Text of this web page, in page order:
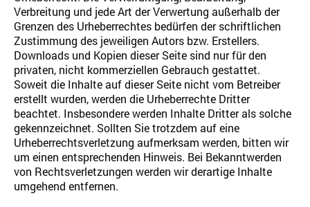
Verbreitung und jede Art der Verwertung außerhalb der
Grenzen des Urheberrechtes bedürfen der schriftlichen
Zustimmung des jeweiligen Autors bzw. Erstellers.
Downloads und Kopien dieser Seite sind nur für den
privaten, nicht kommerziellen Gebrauch gestattet.
Soweit die Inhalte auf dieser Seite nicht vom Betreiber
erstellt wurden, werden die Urheberrechte Dritter
beachtet. Insbesondere werden Inhalte Dritter als solche
gekennzeichnet. Sollten Sie trotzdem auf eine
Urheberrechtsverletzung aufmerksam werden, bitten wir
um einen entsprechenden Hinweis. Bei Bekanntwerden
von Rechtsverletzungen werden wir derartige Inhalte
umgehend entfernen.